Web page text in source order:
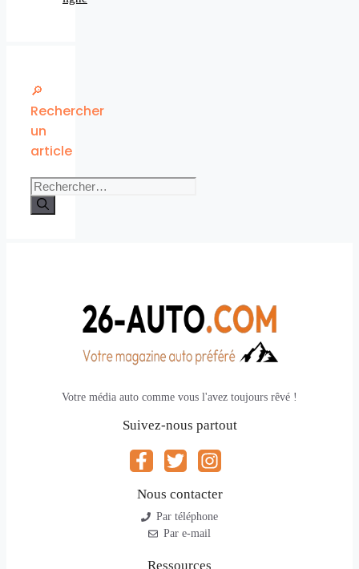
🔎
Rechercher
un
article
Rechercher :
Votre média auto comme vous l'avez toujours rêvé !
Suivez-nous partout
Nous contacter
Par téléphone
Par e-mail
Ressources